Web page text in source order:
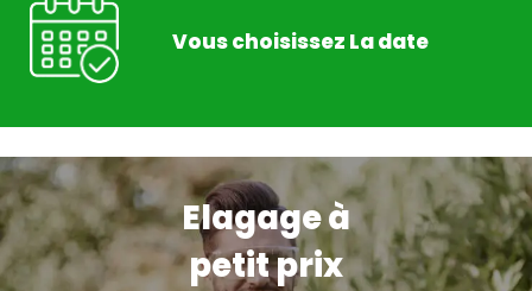
Vous choisissez La date
Elagage à
petit prix